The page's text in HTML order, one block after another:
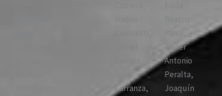
Carranza,
Javier
Antonio
Peralta,
Joaquín